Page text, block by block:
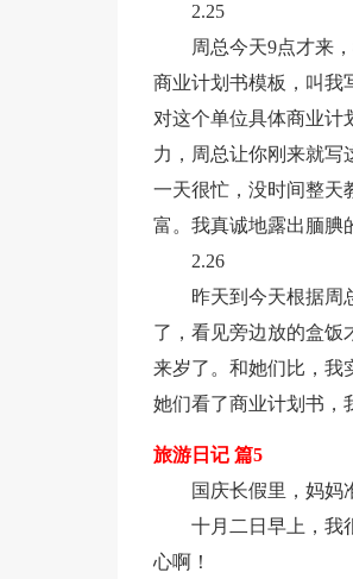
2.25
周总今天9点才来
商业计划书模板，叫我
对这个单位具体商业计
力，周总让你刚来就写
一天很忙，没时间整天
富。我真诚地露出腼腆
2.26
昨天到今天根据周
了，看见旁边放的盒饭
来岁了。和她们比，我
她们看了商业计划书，
旅游日记 篇5
国庆长假里，妈妈
十月二日早上，我
心啊！